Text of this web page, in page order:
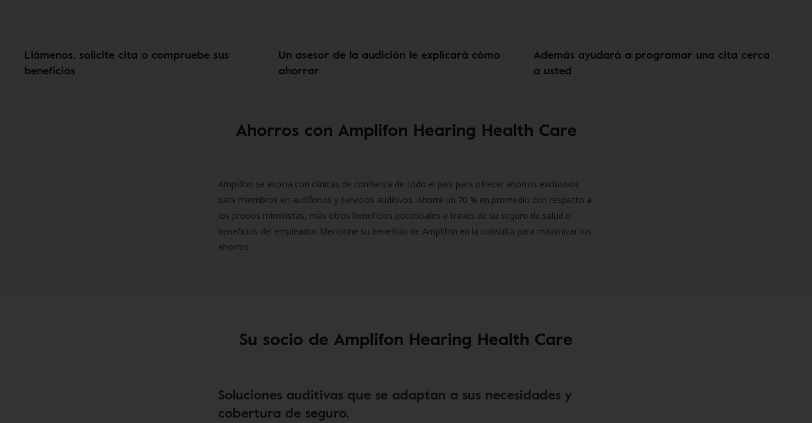
Llámenos, solicite cita o compruebe sus
beneficios
Un asesor de la audición le explicará cómo
ahorrar
Además ayudará a programar una cita cerca
a usted
Ahorros con Amplifon Hearing Health Care
Amplifon se asocia con clínicas de confianza de todo el país para ofrecer ahorros exclusivos
para miembros en audífonos y servicios auditivos. Ahorre un 70 % en promedio con respecto a
los precios minoristas, más otros beneficios potenciales a través de su seguro de salud o
beneficios del empleador. Mencione su beneficio de Amplifon en la consulta para maximizar los
ahorros.
Su socio de Amplifon Hearing Health Care
Soluciones auditivas que se adaptan a sus necesidades y
cobertura de seguro.